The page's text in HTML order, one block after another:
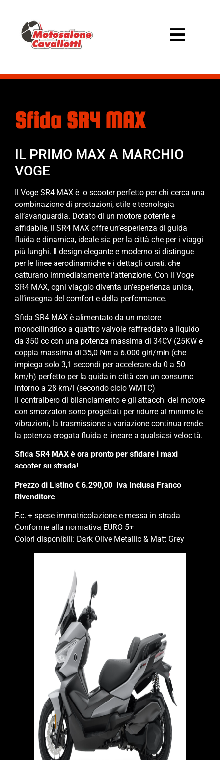
Sfida SR4 MAX
IL PRIMO MAX A MARCHIO
VOGE
Il Voge SR4 MAX è lo scooter perfetto per chi cerca una
combinazione di prestazioni, stile e tecnologia
all’avanguardia. Dotato di un motore potente e
affidabile, il SR4 MAX offre un’esperienza di guida
fluida e dinamica, ideale sia per la città che per i viaggi
più lunghi. Il design elegante e moderno si distingue
per le linee aerodinamiche e i dettagli curati, che
catturano immediatamente l’attenzione. Con il Voge
SR4 MAX, ogni viaggio diventa un’esperienza unica,
all’insegna del comfort e della performance.
Sfida SR4 MAX è alimentato da un motore
monocilindrico a quattro valvole raffreddato a liquido
da 350 cc con una potenza massima di 34CV (25KW e
coppia massima di 35,0 Nm a 6.000 giri/min (che
impiega solo 3,1 secondi per accelerare da 0 a 50
km/h) perfetto per la guida in città con un consumo
intorno a 28 km/l (secondo ciclo WMTC)
Il contralbero di bilanciamento e gli attacchi del motore
con smorzatori sono progettati per ridurre al minimo le
vibrazioni, la trasmissione a variazione continua rende
la potenza erogata fluida e lineare a qualsiasi velocità.
Sfida SR4 MAX è ora pronto per sfidare i maxi
scooter su strada!
Prezzo di Listino € 6.290,00 Iva Inclusa Franco
Rivenditore
F.c. + spese immatricolazione e messa in strada
Conforme alla normativa EURO 5+
Colori disponibili: Dark Olive Metallic & Matt Grey